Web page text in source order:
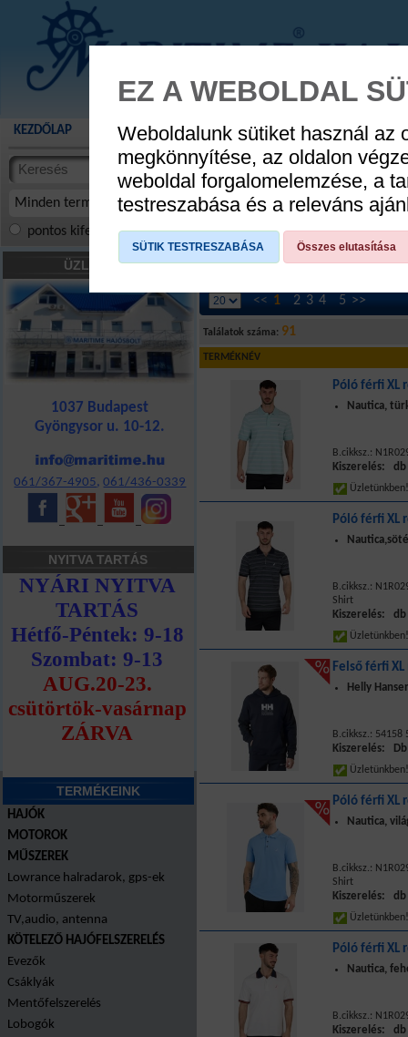
KEZDŐLAP AKCIÓS TERMÉKEK WEBÁRUHÁZ HÍREK
Minden termék
termékekben
cikkekben
pontos kifejezés összes szóra szóra, szótöredék
ÜZLETÜNK
1037 Budapest
Gyöngysor u. 10-12.
061/367-4905,061/436-0339
NYITVA TARTÁS
TERMÉKEINK
HAJÓK
MOTOROK
MŰSZEREK
Lowrance halradarok, gps-ek
Motorműszerek
TV,audio, antenna
KÖTELEZŐ HAJÓFELSZERELÉS
Evezők
Csáklyák
Mentőfelszerelés
Lobogók
HAJÓS DIVAT»Férfi ruházat»Parti
<< 1 2 3 4 5 >>
Találatok száma: 91
TERMÉKNÉV
Póló férfi XL
Nautica,
B.cikksz.:
Kiszerelés: db
Póló férfi XL
B.cikksz.:
Shirt
Kiszerelés: db
Felső férfi
Helly
B.cikksz.: 54158
Kiszerelés: Db
Póló férfi XL
Nautica,
B.cikksz.:
Shirt
Kiszerelés: db
Póló férfi XL
Nautica,
B.cikksz.:
Kiszerelés: db
EZ A WEBOLDAL
Weboldalunk sütiket használ az
megkönnyítése, az oldalon
weboldal forgalomelemzése, a
testreszabása és a releváns
SÜTIK TESTRESZABÁSA Összes elutasítása